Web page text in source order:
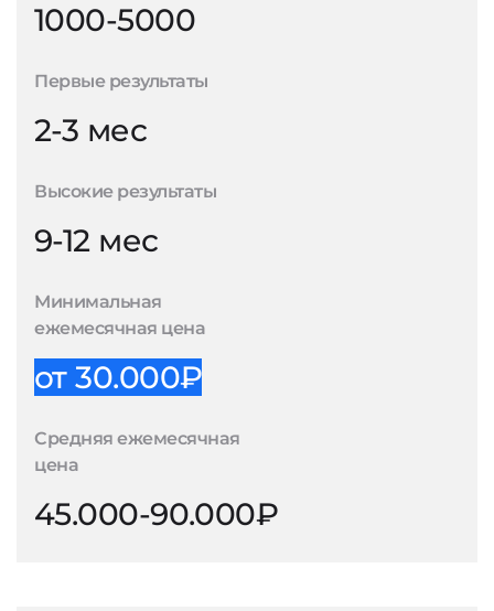
1000-5000
Первые результаты
2-3 мес
Высокие результаты
9-12 мес
Минимальная
ежемесячная цена
от 30.000₽
Средняя ежемесячная
цена
45.000-90.000₽